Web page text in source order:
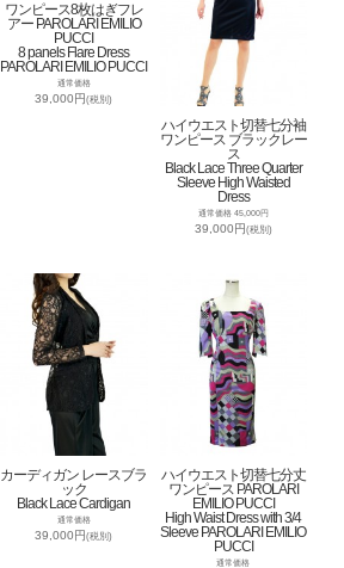
ワンピース8枚はぎフレ
アー PAROLARI EMILIO
PUCCI
8 panels Flare Dress
PAROLARI EMILIO PUCCI
通常価格
39,000円(税別)
ハイウエスト切替七分袖
ワンピース ブラックレー
ス
Black Lace Three Quarter
Sleeve High Waisted
Dress
通常価格 45,000円
39,000円(税別)
カーディガン レースブラ
ック
Black Lace Cardigan
通常価格
39,000円(税別)
ハイウエスト切替七分丈
ワンピース PAROLARI
EMILIO PUCCI
High Waist Dress with 3/4
Sleeve PAROLARI EMILIO
PUCCI
通常価格